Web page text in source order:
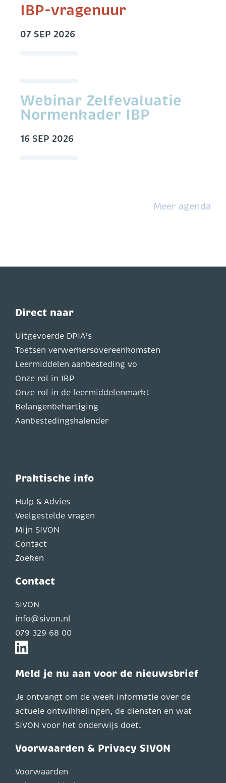
IBP-vragenuur
07 SEP 2026
Webinar Zelfevaluatie
Normenkader IBP
16 SEP 2026
Meer agenda
Direct naar
Uitgevoerde DPIA’s
Toetsen verwerkersovereenkomsten
Leermiddelen aanbesteding vo
Onze rol in IBP
Onze rol in de leermiddelenmarkt
Belangenbehartiging
Aanbestedingskalender
Praktische info
Hulp & Advies
Veelgestelde vragen
Mijn SIVON
Contact
Zoeken
Contact
SIVON
info@sivon.nl
079 329 68 00
Meld je nu aan voor de nieuwsbrief
Je ontvangt om de week informatie over de
actuele ontwikkelingen, de diensten en wat
SIVON voor het onderwijs doet.
Voorwaarden & Privacy SIVON
Voorwaarden